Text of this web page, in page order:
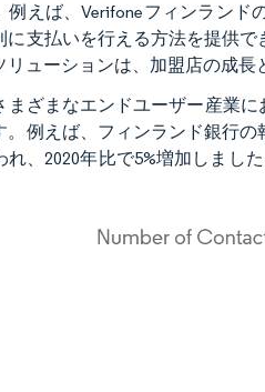
例えば、Verifoneフィンランド
に支払いを行える方法を提供
リューションは、加盟店の成長
まざまなエンドユーザー産業
。例えば、フィンランド銀行
れ、2020年比で5%増加しまし